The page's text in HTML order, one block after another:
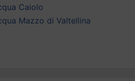
Caiolo
Mazzo di Valtellina